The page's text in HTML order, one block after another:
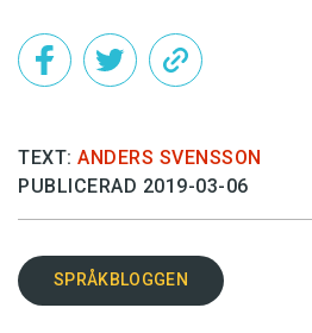
TEXT: ANDERS SVENSSON
PUBLICERAD 2019-03-06
SPRÅKBLOGGEN